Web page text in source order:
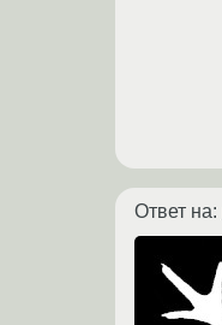
Ответ на: